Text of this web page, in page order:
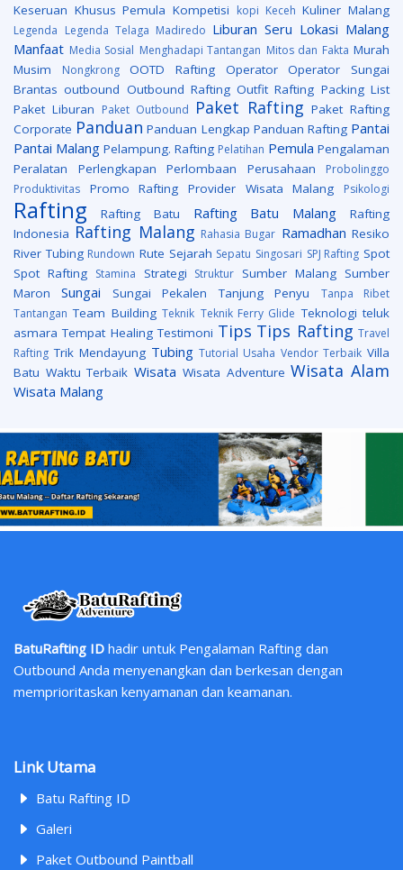
Keseruan Khusus Pemula Kompetisi kopi Keceh Kuliner Malang
Legenda Legenda Telaga Madiredo Liburan Seru Lokasi Malang
Manfaat Media Sosial Menghadapi Tantangan Mitos dan Fakta Murah
Musim
Nongkrong OOTD Rafting Operator
Operator Sungai
Brantas outbound Outbound Rafting Outfit Rafting Packing List
Paket Liburan Paket Outbound Paket Rafting Paket Rafting
Corporate Panduan Panduan Lengkap Panduan Rafting Pantai
Pantai Malang Pelampung. Rafting Pelatihan Pemula Pengalaman
Peralatan
Perlengkapan Perlombaan Perusahaan
Probolinggo
Produktivitas
Promo Rafting Provider Wisata Malang Psikologi
Rafting Rafting Batu Rafting Batu Malang
Rafting
Indonesia Rafting Malang Rahasia Bugar Ramadhan Resiko
River Tubing Rundown Rute Sejarah Sepatu Singosari SPJ Rafting Spot
Spot Rafting Stamina Strategi Struktur Sumber Malang Sumber
Maron
Sungai Sungai Pekalen Tanjung Penyu
Tanpa Ribet
Tantangan Team Building Teknik Teknik Ferry Glide Teknologi teluk
asmara Tempat Healing Testimoni Tips Tips Rafting Travel
Rafting Trik Mendayung Tubing Tutorial Usaha Vendor Terbaik Villa
Batu Waktu Terbaik Wisata Wisata Adventure Wisata Alam
Wisata Malang
BatuRafting ID hadir untuk Pengalaman Rafting dan
Outbound Anda menyenangkan dan berkesan dengan
memprioritaskan kenyamanan dan keamanan.
Link Utama
Batu Rafting ID
Galeri
Paket Outbound Paintball